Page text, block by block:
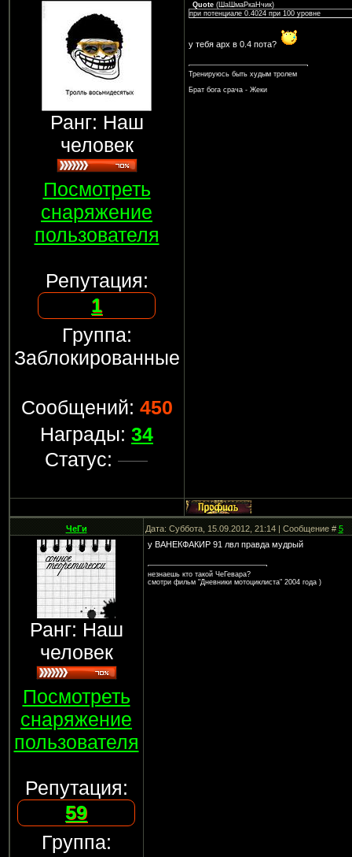
Ранг: Наш
человек
Посмотреть
снаряжение
пользователя
Репутация:
1
Группа:
Заблокированные
Сообщений: 450
Награды: 34
Статус:
Quote(ШаШмаРкаНчик)
при потенциале 0.4024 при 100 уровне
у тебя арх в 0.4 пота?
Тренируюсь быть худым тролем
Брат бога срача - Жеки
ЧеГи Дата: Суббота, 15.09.2012, 21:14 | Сообщение #5
Ранг: Наш
человек
Посмотреть
снаряжение
пользователя
Репутация:
59
Группа:
у ВАНЕКФАКИР 91 лвл правда мудрый
незнаешь кто такой ЧеГевара?
смотри фильм "Дневники мотоциклиста" 2004 года )